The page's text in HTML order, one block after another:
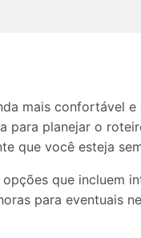
mais confortável
para planejar o
que você esteja
que incluem
para eventuais